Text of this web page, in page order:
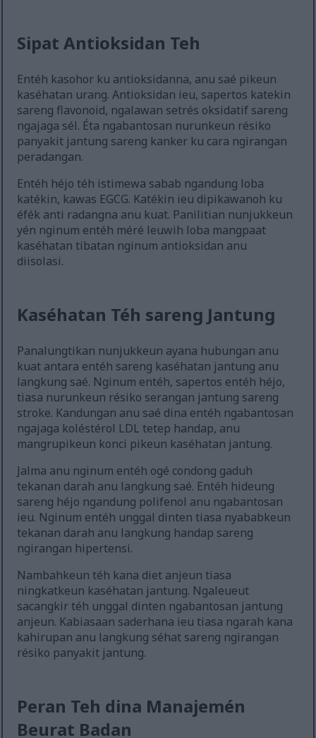
Sipat Antioksidan Teh
Entéh kasohor ku antioksidanna, anu saé pikeun
kaséhatan urang. Antioksidan ieu, sapertos katekin
sareng flavonoid, ngalawan setrés oksidatif sareng
ngajaga sél. Éta ngabantosan nurunkeun résiko
panyakit jantung sareng kanker ku cara ngirangan
peradangan.
Entéh héjo téh istimewa sabab ngandung loba
katékin, kawas EGCG. Katékin ieu dipikawanoh ku
éfék anti radangna anu kuat. Panilitian nunjukkeun
yén nginum entéh méré leuwih loba mangpaat
kaséhatan tibatan nginum antioksidan anu
diisolasi.
Kaséhatan Téh sareng Jantung
Panalungtikan nunjukkeun ayana hubungan anu
kuat antara entéh sareng kaséhatan jantung anu
langkung saé. Nginum entéh, sapertos entéh héjo,
tiasa nurunkeun résiko serangan jantung sareng
stroke. Kandungan anu saé dina entéh ngabantosan
ngajaga koléstérol LDL tetep handap, anu
mangrupikeun konci pikeun kaséhatan jantung.
Jalma anu nginum entéh ogé condong gaduh
tekanan darah anu langkung saé. Entéh hideung
sareng héjo ngandung polifenol anu ngabantosan
ieu. Nginum entéh unggal dinten tiasa nyababkeun
tekanan darah anu langkung handap sareng
ngirangan hipertensi.
Nambahkeun téh kana diet anjeun tiasa
ningkatkeun kaséhatan jantung. Ngaleueut
sacangkir téh unggal dinten ngabantosan jantung
anjeun. Kabiasaan saderhana ieu tiasa ngarah kana
kahirupan anu langkung séhat sareng ngirangan
résiko panyakit jantung.
Peran Teh dina Manajemén
Beurat Badan